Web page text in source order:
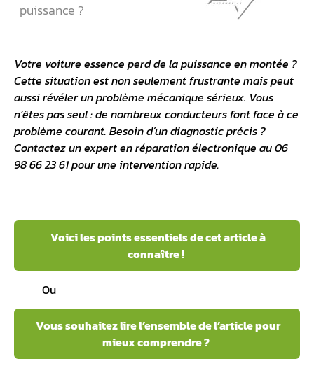
puissance ?
Votre voiture essence perd de la puissance en montée ?
Cette situation est non seulement frustrante mais peut
aussi révéler un problème mécanique sérieux. Vous
n’êtes pas seul : de nombreux conducteurs font face à ce
problème courant. Besoin d’un diagnostic précis ?
Contactez un expert enréparation électronique au 06
98 66 23 61 pour une intervention rapide.
Voici les points essentiels de cet article à
connaître !
Ou
Vous souhaitez lire l’ensemble de l’article pour
mieux comprendre ?